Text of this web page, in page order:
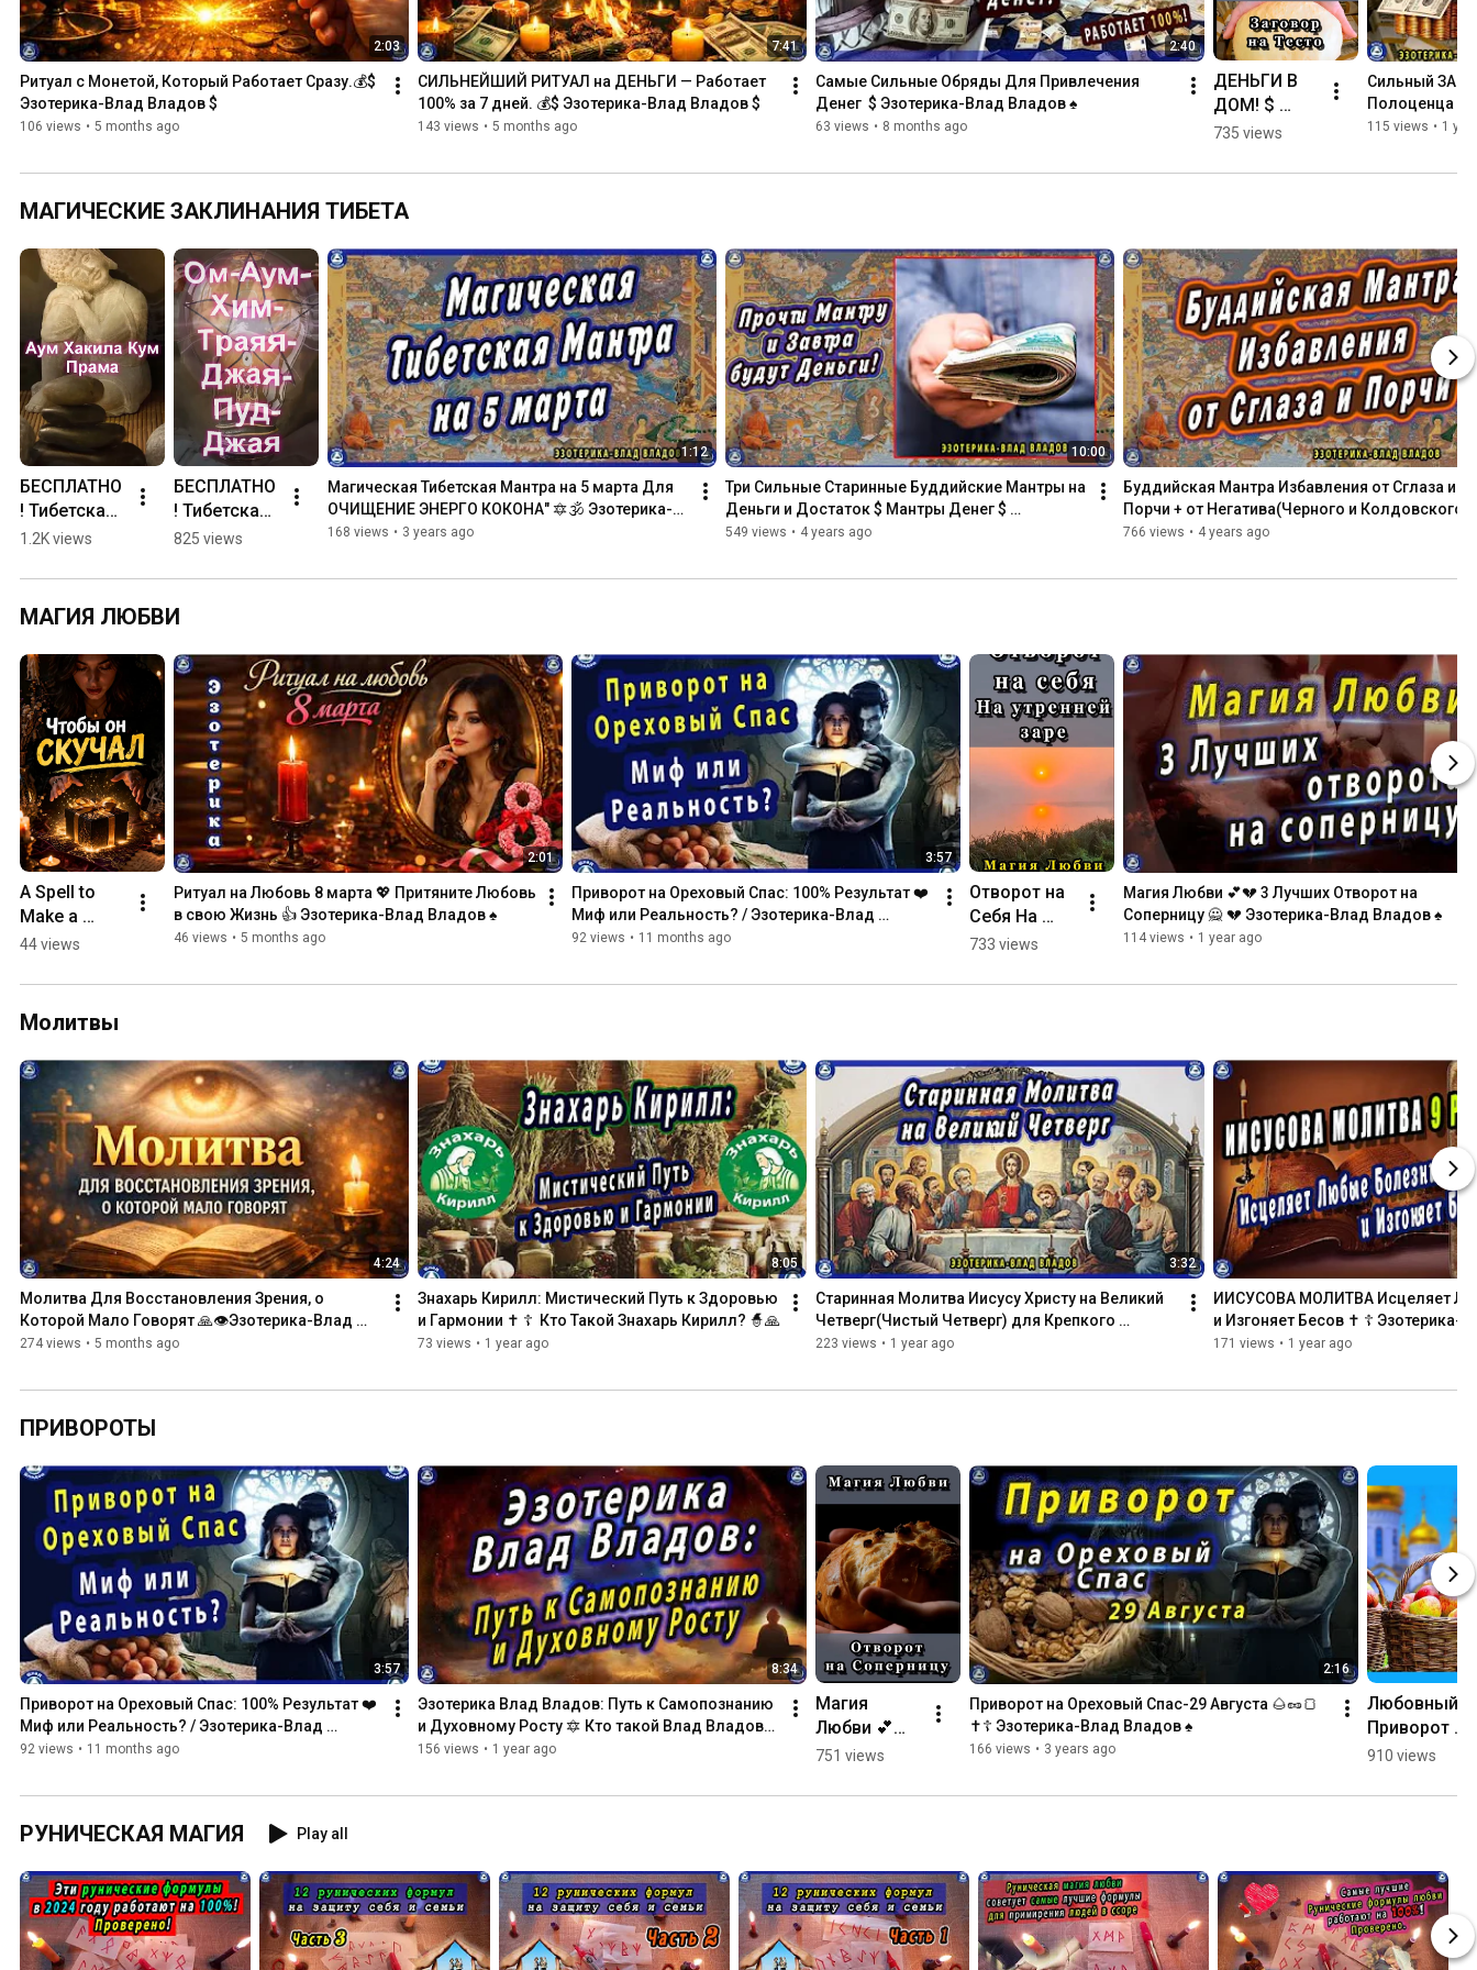
#Эзотрерика_Влад_Владов#денежнаямагия #ритуалы
#апрель#заговорынаденьги#шепотки #богатство
2:03
Ритуал с Монетой, Который Работает Сразу.💰$
Эзотерика-Влад Владов $
106 views • 5 months ago
7:41
СИЛЬНЕЙШИЙ РИТУАЛ на ДЕНЬГИ — Работает
100% за 7 дней. 💰$ Эзотерика-Влад Владов $
143 views • 5 months ago
2:40
Самые Сильные Обряды Для Привлечения
Денег  $ Эзотерика-Влад Владов ♠
63 views • 8 months ago
ДЕНЬГИ В
ДОМ! $
Заговор на
Работает
Эзотерика-
Влад
Владов ♠ 💰
Shorts
735 views
Сильный
Полоценца $
Влад Владов
115 views • 1
МАГИЧЕСКИЕ ЗАКЛИНАНИЯ ТИБЕТА
БЕСПЛАТНО
! Тибетская
Мантра на
От Порчи 🔯
🕉
Эзотерика
Влад
Владов ♠🙏
☯
1.2K views
БЕСПЛАТНО
! Тибетская
Мантра-
на 19
Февраля
Для
Приворота
на Мужчину
🔯🕉
Эзотерика ♠
🙏☯
825 views
1:12
Магическая Тибетская Мантра на 5 марта Для
ОЧИЩЕНИЕ ЭНЕРГО КОКОНА" 🔯🕉 Эзотерика-
Влад Владов ♠🙏☯
168 views • 3 years ago
10:00
Три Сильные Старинные Буддийские Мантры на
Деньги и Достаток $ Мантры Денег $
Эзотерика-Влад Владов$
549 views • 4 years ago
Буддийская Мантра Избавления от Сглаза и
Порчи + от Негатива(Черного и Колдовского) |
Эзотерика-Влад
766 views • 4 years ago
МАГИЯ ЛЮБВИ
A Spell to
Make a
Husband
Missing His
Wife 💔🕯️|
Esoterics -
Vlad Vladov
🔮
44 views
2:01
Ритуал на Любовь 8 марта 💖 Притяните Любовь
в свою Жизнь 👍 Эзотерика-Влад Владов ♠
46 views • 5 months ago
3:57
Приворот на Ореховый Спас: 100% Результат ❤️
Миф или Реальность? / Эзотерика-Влад
Владов ♠
92 views • 11 months ago
Отворот на
Себя На
Утренней
Магия
Влад
Владов ♠
733 views
Магия Любви 💕💔 3 Лучших Отворот на
Соперницу 🙅 ‍💔 Эзотерика-Влад Владов ♠
114 views • 1 year ago
Молитвы
4:24
Молитва Для Восстановления Зрения, о
Которой Мало Говорят 🙏👁️Эзотерика-Влад
Владов ✝ ☦
274 views • 5 months ago
8:05
Знахарь Кирилл: Мистический Путь к Здоровью
и Гармонии ✝ ☦  Кто Такой Знахарь Кирилл? 🧙‍🙏
73 views • 1 year ago
3:32
Старинная Молитва Иисусу Христу на Великий
Четверг(Чистый Четверг) для Крепкого
Здоровья! 💦Эзотерика
223 views • 1 year ago
ИИСУСОВА МОЛИТВА Исцеляет
и Изгоняет Бесов ✝ ☦ Эзотерика-
171 views • 1 year ago
ПРИВОРОТЫ
3:57
Приворот на Ореховый Спас: 100% Результат ❤️
Миф или Реальность? / Эзотерика-Влад
Владов ♠
92 views • 11 months ago
8:34
Эзотерика Влад Владов: Путь к Самопознанию
и Духовному Росту 🔯 Кто такой Влад Владов?
♠156 views • 1 year ago
Магия
Любви 💕💔
Отворот на
🙅‍💔
Владов ♠
#shorts
751 views
2:16
Приворот на Ореховый Спас-29 Августа 🌰🥜🍞
✝☦ Эзотерика-Влад Владов ♠
166 views • 3 years ago
Любовный
Приворот
на
Спас 🍏🍎✝
Владов
910 views
РУНИЧЕСКАЯ МАГИЯ Play all